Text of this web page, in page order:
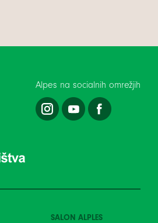
Alpes na socialnih omrežjih
SALON ALPLES